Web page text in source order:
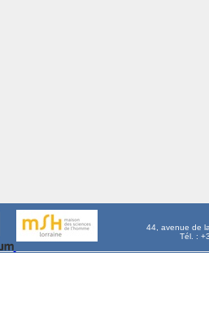
44, avenue de
Tél. :